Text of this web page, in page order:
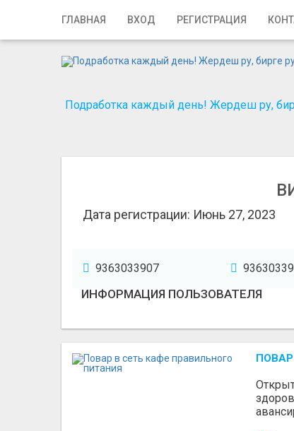
ГЛАВНАЯ ВХОД РЕГИСТРАЦИЯ
Главная
Контакты
Подработка каждый день! Жердеш ру,
Дата регистрации: Июнь 27, 2023
9363033907
ИНФОРМАЦИЯ ПОЛЬЗОВАТЕЛЯ